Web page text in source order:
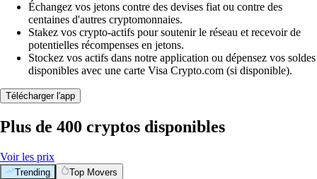
Échangez vos jetons contre des devises fiat ou contre des
centaines d'autres cryptomonnaies.
Stakez vos crypto-actifs pour soutenir le réseau et recevoir de
potentielles récompenses en jetons.
Stockez vos actifs dans notre application ou dépensez vos soldes
disponibles avec une carte Visa Crypto.com (si disponible).
Télécharger l'app
Plus de 400 cryptos disponibles
Voir les prix
Trending Top Movers